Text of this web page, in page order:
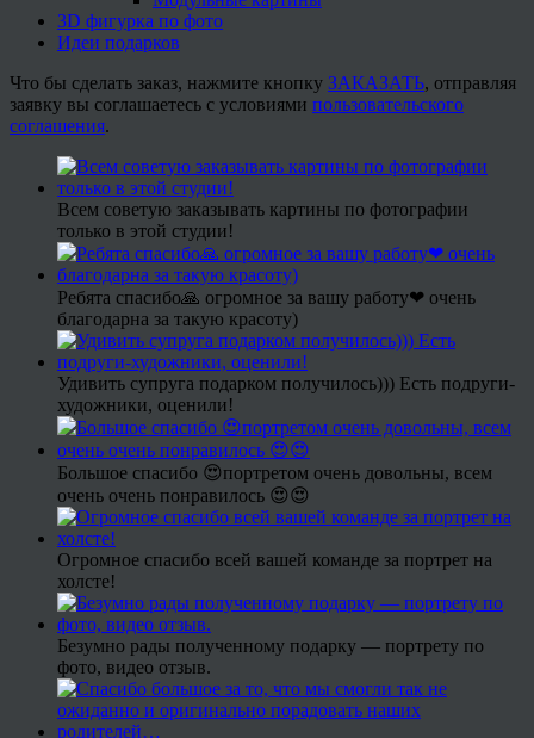
3D фигурка по фото
Идеи подарков
Что бы сделать заказ, нажмите кнопку ЗАКАЗАТЬ, отправляя
заявку вы соглашаетесь с условиями пользовательского
соглашения.
Всем советую заказывать картины по фотографии
только в этой студии!
Ребята спасибо🙏 огромное за вашу работу❤ очень
благодарна за такую красоту)
Удивить супруга подарком получилось))) Есть подруги-
художники, оценили!
Большое спасибо 😍портретом очень довольны, всем
очень очень понравилось 😍😍
Огромное спасибо всей вашей команде за портрет на
холсте!
Безумно рады полученному подарку — портрету по
фото, видео отзыв.